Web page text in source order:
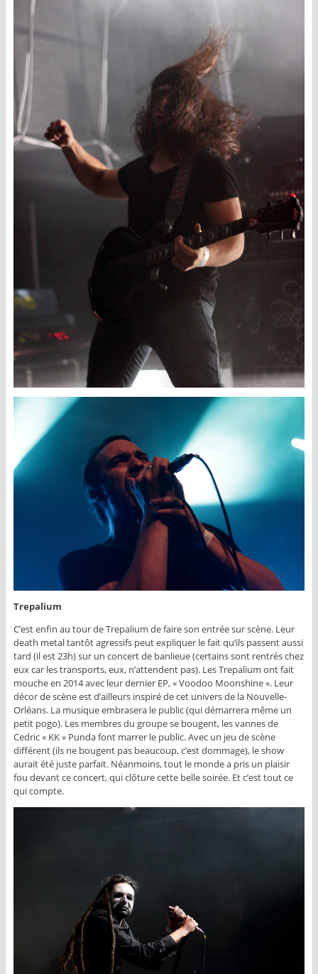
Trepalium
C’est enfin au tour de Trepalium de faire son entrée sur scène. Leur
death metal tantôt agressifs peut expliquer le fait qu’ils passent aussi
tard (il est 23h) sur un concert de banlieue (certains sont rentrés chez
eux car les transports, eux, n’attendent pas). Les Trepalium ont fait
mouche en 2014 avec leur dernier EP, « Voodoo Moonshine ». Leur
décor de scène est d’ailleurs inspiré de cet univers de la Nouvelle-
Orléans. La musique embrasera le public (qui démarrera même un
petit pogo). Les membres du groupe se bougent, les vannes de
Cedric « KK » Punda font marrer le public. Avec un jeu de scène
différent (ils ne bougent pas beaucoup, c’est dommage), le show
aurait été juste parfait. Néanmoins, tout le monde a pris un plaisir
fou devant ce concert, qui clôture cette belle soirée. Et c’est tout ce
qui compte.